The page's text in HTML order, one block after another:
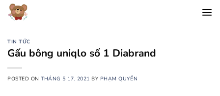
Chuyển
đến
dungTIN TỨC
Gấu bông uniqlo số 1 Diabrand
POSTED ONTHÁNG 5 17, 2021 BY PHẠM QUYẾN